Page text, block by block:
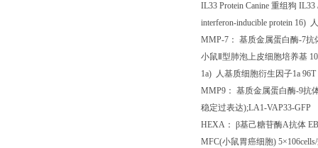
IL33 Protein Canine 重组狗 IL33
interferon-inducible protein 16)
MMP-7 ： 基质金属蛋白酶-7抗
小鼠Ⅱ型肺泡上皮细胞培养基
1a) 人基质细胞衍生因子1a 96T
MMP9 ： 基质金属蛋白酶-9抗
稳定过表达);LA1-VAP33-GFP
HEXA ： β基己糖苷酶A抗体 EB
MFC(小鼠胃癌细胞) 5×106cells/